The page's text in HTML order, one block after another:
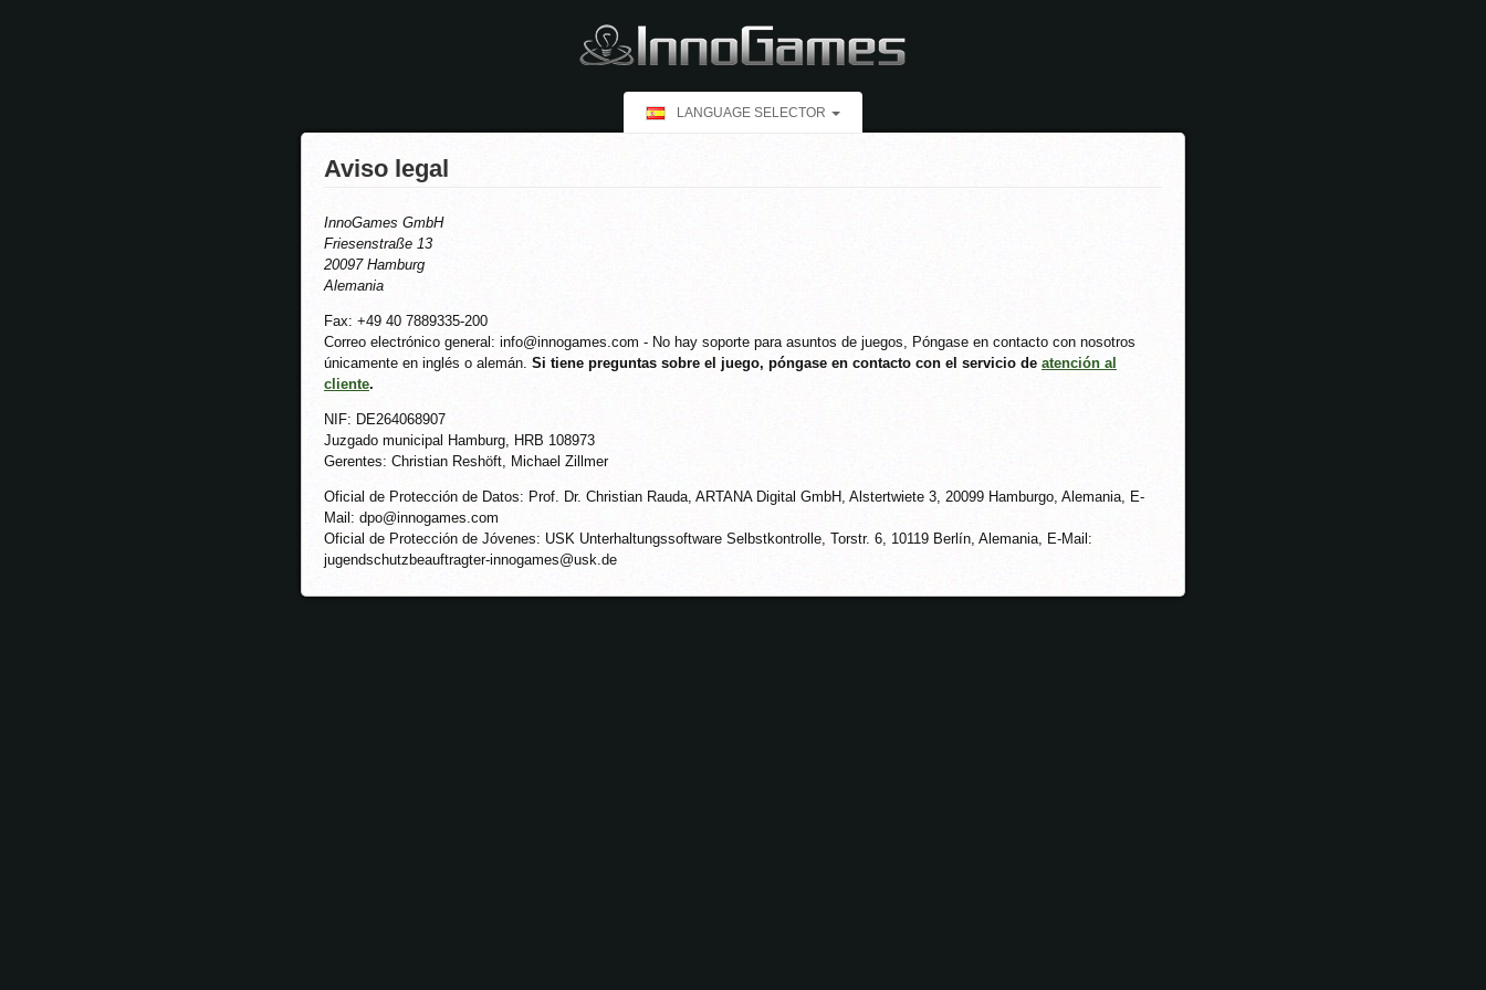
LANGUAGE SELECTOR
Aviso legal
InnoGames GmbH
Friesenstraße 13
20097 Hamburg
Alemania
Fax: +49 40 7889335-200
Correo electrónico general: info@innogames.com - No hay soporte para asuntos de juegos, Póngase en contacto con nosotros
únicamente en inglés o alemán. Si tiene preguntas sobre el juego, póngase en contacto con el servicio de atención al
cliente.
NIF: DE264068907
Juzgado municipal Hamburg, HRB 108973
Gerentes: Christian Reshöft, Michael Zillmer
Oficial de Protección de Datos: Prof. Dr. Christian Rauda, ARTANA Digital GmbH, Alstertwiete 3, 20099 Hamburgo, Alemania, E-
Mail: dpo@innogames.com
Oficial de Protección de Jóvenes: USK Unterhaltungssoftware Selbstkontrolle, Torstr. 6, 10119 Berlín, Alemania, E-Mail:
jugendschutzbeauftragter-innogames@usk.de